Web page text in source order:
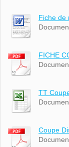
Fiche de
FICHE
TT
Coupe